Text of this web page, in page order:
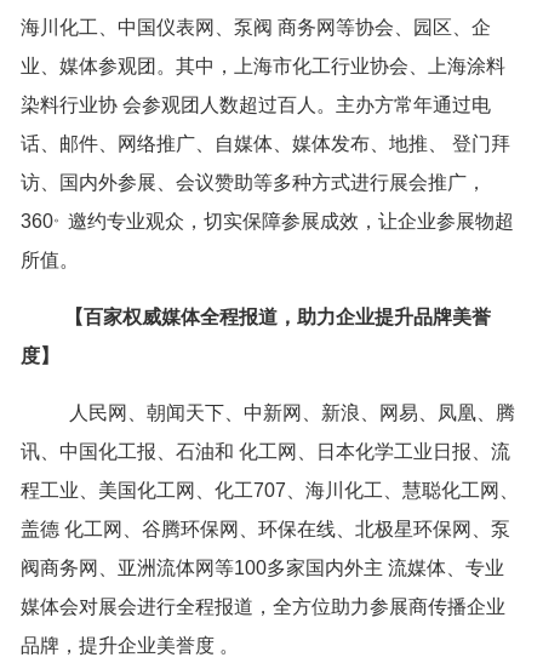
海川化工、中国仪表网、泵阀 商务网等协会、园区、企
业、媒体参观团。其中，上海市化工行业协会、上海涂料
染料行业协 会参观团人数超过百人。主办方常年通过电
话、邮件、网络推广、自媒体、媒体发布、地推、 登门拜
访、国内外参展、会议赞助等多种方式进行展会推广，
360。 邀约专业观众，切实保障参展成效，让企业参展物超
所值。
【百家权威媒体全程报道，助力企业提升品牌美誉
度】
人民网、朝闻天下、中新网、新浪、网易、凤凰、腾
讯、中国化工报、石油和 化工网、日本化学工业日报、流
程工业、美国化工网、化工707、海川化工、慧聪化工网、
盖德 化工网、谷腾环保网、环保在线、北极星环保网、泵
阀商务网、亚洲流体网等100多家国内外主 流媒体、专业
媒体会对展会进行全程报道，全方位助力参展商传播企业
品牌，提升企业美誉度 。